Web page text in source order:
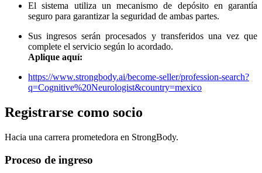
El sistema utiliza un mecanismo de depósito en garantía
seguro para garantizar la seguridad de ambas partes.
Sus ingresos serán procesados ​​y transferidos una vez que
complete el servicio según lo acordado.
Aplique aquí:
https://www.strongbody.ai/become-seller/profession-search?
q=Cognitive%20Neurologist&country=mexico
Registrarse como socio
Hacia una carrera prometedora en StrongBody.
Proceso de ingreso